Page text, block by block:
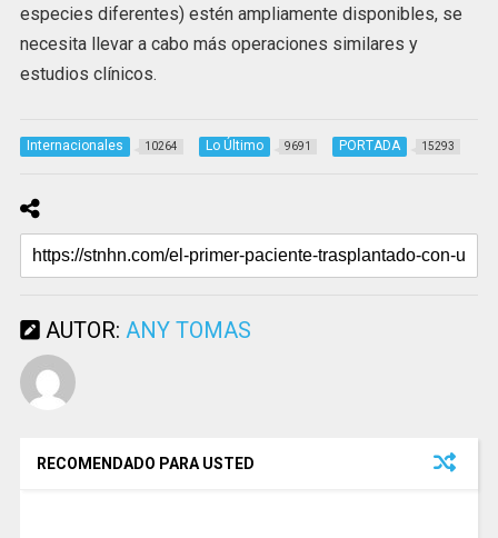
especies diferentes) estén ampliamente disponibles, se
necesita llevar a cabo más operaciones similares y
estudios clínicos.
Internacionales 10264 Lo Último 9691 PORTADA 15293
AUTOR: ANY TOMAS
RECOMENDADO PARA USTED